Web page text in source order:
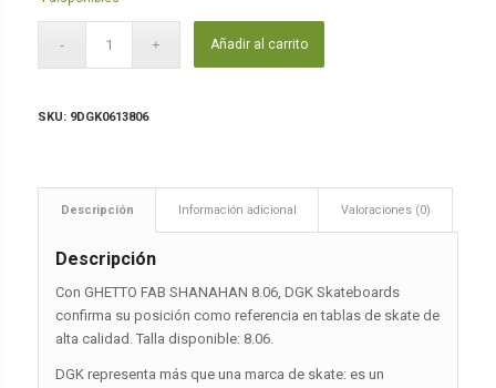
Añadir al carrito
SKU: 9DGK0613806
Descripción Información adicional Valoraciones (0)
Descripción
Con GHETTO FAB SHANAHAN 8.06, DGK Skateboards
confirma su posición como referencia en tablas de skate de
alta calidad. Talla disponible: 8.06.
DGK representa más que una marca de skate: es un